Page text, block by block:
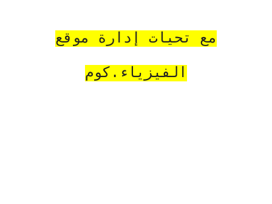
مع تحيات إدارة موقع
الفيزياء.كوم